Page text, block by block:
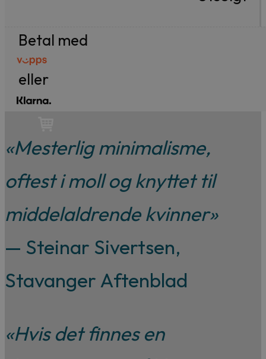
Forfattere
Betal med
eller
«Mesterlig minimalisme,
oftest i moll og knyttet til
middelaldrende kvinner»
— Steinar Sivertsen,
Stavanger Aftenblad
«Hvis det finnes en